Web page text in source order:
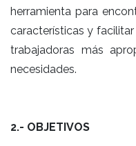
herramienta para
características y
trabajadoras más
necesidades.
2.- OBJETIVOS